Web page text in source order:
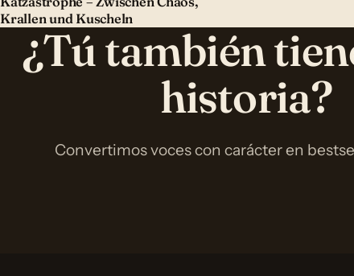
Krallen und Kuscheln
¿Tú también
historia?
Convertimos voces con carácter en